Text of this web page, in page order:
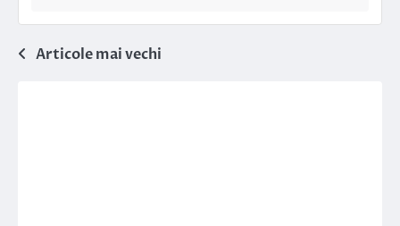
Navigare
Articole mai vechi